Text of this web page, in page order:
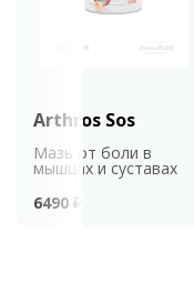
Arthros Sos
Мазь от боли в
мышцах и суставах
6490 ₽